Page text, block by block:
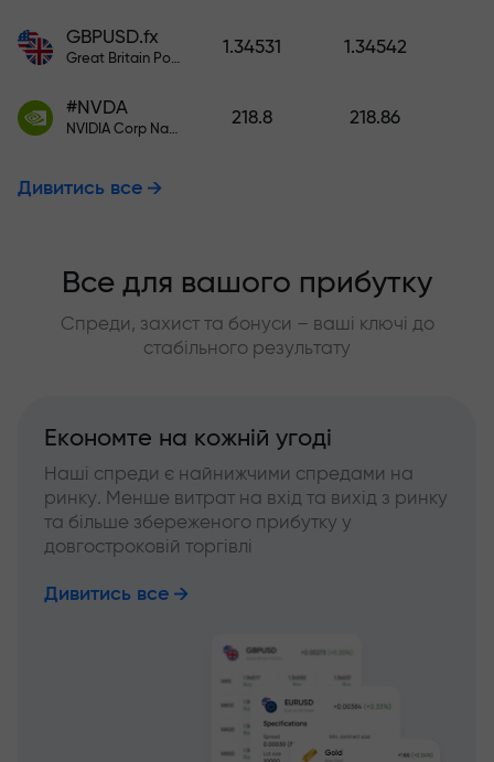
GBPUSD.fx
Great Britain Pound vs US Dollar
1.34531 1.34542
#NVDA
NVIDIA Corp Nasdaq Stock Exchange (Nasdaq) USD
218.8 218.86
Дивитись все
Все для вашого прибутку
Спреди, захист та бонуси – ваші ключі до
стабільного результату
Економте на кожній угоді
Наші спреди є найнижчими спредами на
ринку. Менше витрат на вхід та вихід з ринку
та більше збереженого прибутку у
довгостроковій торгівлі
Дивитись все